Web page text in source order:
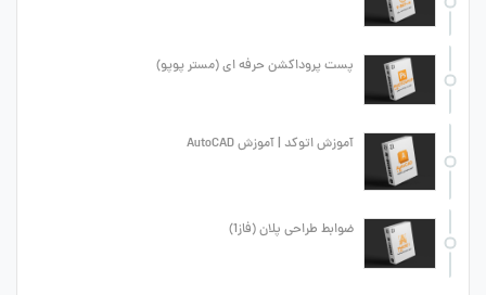
پست پروداکشن حرفه ای (مستر پوپو)
آموزش اتوکد | آموزش AutoCAD
ضوابط طراحی پلان (فاز1)